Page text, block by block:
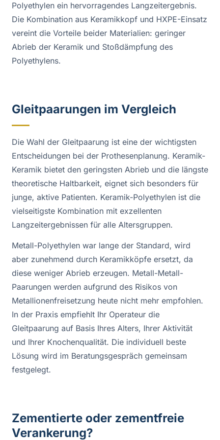
Polyethylen ein hervorragendes Langzeitergebnis.
Die Kombination aus Keramikkopf und HXPE-Einsatz
vereint die Vorteile beider Materialien: geringer
Abrieb der Keramik und Stoßdämpfung des
Polyethylens.
Gleitpaarungen im Vergleich
Die Wahl der Gleitpaarung ist eine der wichtigsten
Entscheidungen bei der Prothesenplanung. Keramik-
Keramik bietet den geringsten Abrieb und die längste
theoretische Haltbarkeit, eignet sich besonders für
junge, aktive Patienten. Keramik-Polyethylen ist die
vielseitigste Kombination mit exzellenten
Langzeitergebnissen für alle Altersgruppen.
Metall-Polyethylen war lange der Standard, wird
aber zunehmend durch Keramikköpfe ersetzt, da
diese weniger Abrieb erzeugen. Metall-Metall-
Paarungen werden aufgrund des Risikos von
Metallionenfreisetzung heute nicht mehr empfohlen.
In der Praxis empfiehlt Ihr Operateur die
Gleitpaarung auf Basis Ihres Alters, Ihrer Aktivität
und Ihrer Knochenqualität. Die individuell beste
Lösung wird im Beratungsgespräch gemeinsam
festgelegt.
Zementierte oder zementfreie
Verankerung?